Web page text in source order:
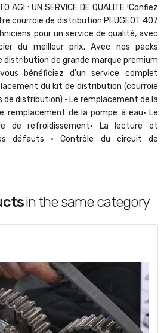
AGI : UN SERVICE DE QUALITE !Confiez
courroie de distribution PEUGEOT 407
pour un service de qualité, avec
du meilleur prix. Avec nos packs
de grande marque premium
bénéficiez d'un service complet
du kit de distribution (courroie
distribution) • Le remplacement de la
remplacement de la pompe à eau• Le
de refroidissement• La lecture et
défauts • Contrôle du circuit de
in the same category